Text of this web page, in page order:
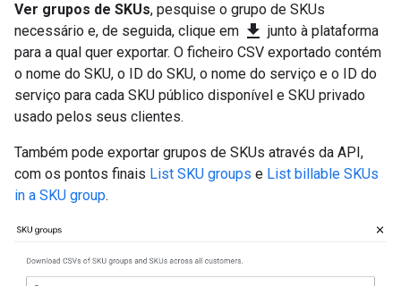
Ver grupos de SKUs, pesquise o grupo de SKUs
necessário e, de seguida, clique em download junto à plataforma
para a qual quer exportar. O ficheiro CSV exportado contém
o nome do SKU, o ID do SKU, o nome do serviço e o ID do
serviço para cada SKU público disponível e SKU privado
usado pelos seus clientes.
Também pode exportar grupos de SKUs através da API,
com os pontos finais List SKU groups e List billable SKUs
in a SKU group.